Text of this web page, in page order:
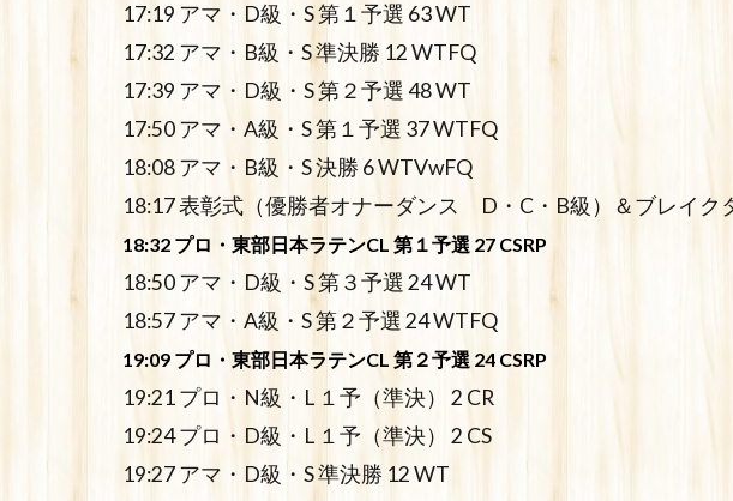
17:19 アマ・D級・S 第１予選 63 WT
17:32 アマ・B級・S 準決勝 12 WTFQ
17:39 アマ・D級・S 第２予選 48 WT
17:50 アマ・A級・S 第１予選 37 WTFQ
18:08 アマ・B級・S 決勝 6 WTVwFQ
18:17 表彰式（優勝者オナーダンス D・C・B級）＆ブレイク
18:32 プロ・東部日本ラテンCL 第１予選 27 CSRP
18:50 アマ・D級・S 第３予選 24 WT
18:57 アマ・A級・S 第２予選 24 WTFQ
19:09 プロ・東部日本ラテンCL 第２予選 24 CSRP
19:21 プロ・N級・L １予（準決） 2 CR
19:24 プロ・D級・L １予（準決） 2 CS
19:27 アマ・D級・S 準決勝 12 WT